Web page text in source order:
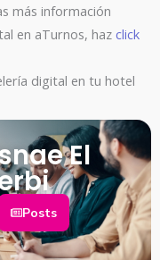
más información
en aTurnos, haz click
digital en tu hotel
El
Posts